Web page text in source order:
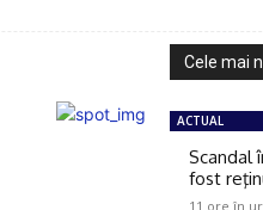
Cele mai
ACTUAL
Scandal
fost
11 ore în